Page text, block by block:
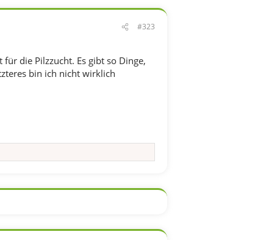
#323
die Pilzzucht. Es gibt so Dinge,
bin ich nicht wirklich